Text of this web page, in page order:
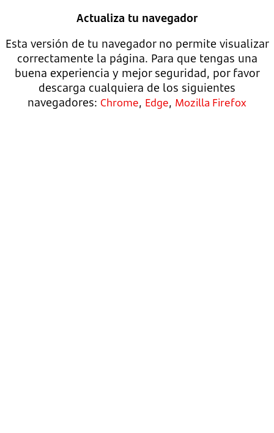
Actualiza tu navegador
Esta versión de tu navegador no permite visualizar
correctamente la página. Para que tengas una
buena experiencia y mejor seguridad, por favor
descarga cualquiera de los siguientes
navegadores: Chrome, Edge, Mozilla Firefox